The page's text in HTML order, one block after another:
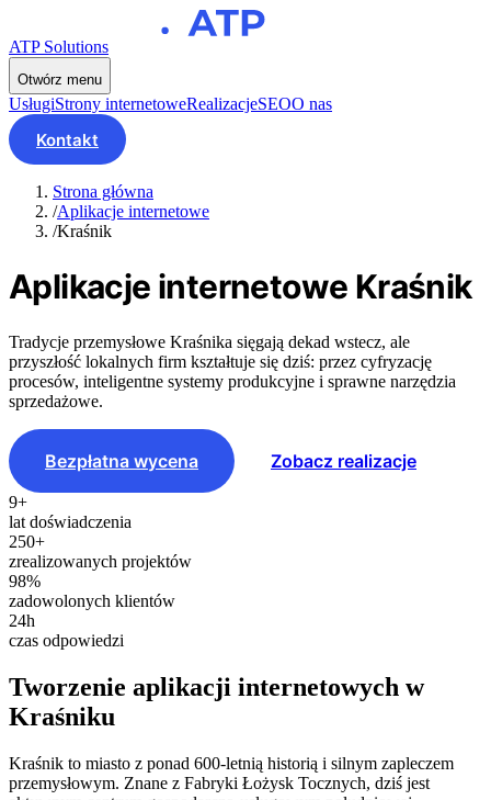
ATP Solutions
Otwórz menu
UsługiStrony internetoweRealizacjeSEOO nas
Kontakt
Strona główna
/Aplikacje internetowe
/Kraśnik
Aplikacje internetowe Kraśnik
Tradycje przemysłowe Kraśnika sięgają dekad wstecz, ale
przyszłość lokalnych firm kształtuje się dziś: przez cyfryzację
procesów, inteligentne systemy produkcyjne i sprawne narzędzia
sprzedażowe.
Bezpłatna wycena Zobacz realizacje
9+
lat doświadczenia
250+
zrealizowanych projektów
98%
zadowolonych klientów
24h
czas odpowiedzi
Tworzenie aplikacji internetowych w
Kraśniku
Kraśnik to miasto z ponad 600-letnią historią i silnym zapleczem
przemysłowym. Znane z Fabryki Łożysk Tocznych, dziś jest